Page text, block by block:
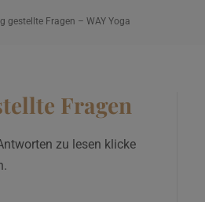
gestellte Fragen – WAY Yoga
Fragen
zu lesen klicke